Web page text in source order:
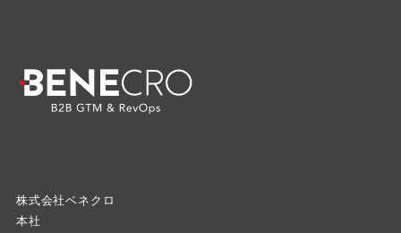
株式会社ベネクロ
本社